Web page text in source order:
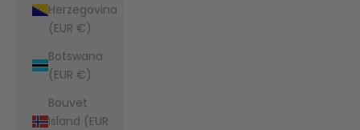
Herzegovina
(EUR €)
Botswana
(EUR €)
Bouvet
Island (EUR